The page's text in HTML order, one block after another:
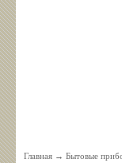
Главная → Бытовые